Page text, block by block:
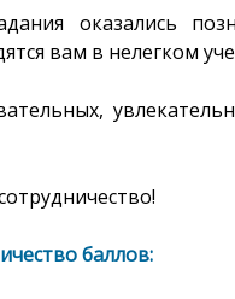
оказались
вам в нелегком
баллов: